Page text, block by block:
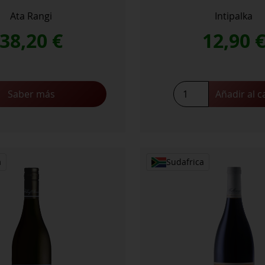
Ata Rangi
38,20 €
Saber más
Intipalka
12,90 €
Syrah
2024
Añadir al
Sudafrica